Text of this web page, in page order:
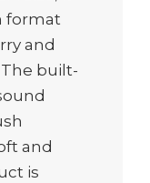
format
and
built-
and
is